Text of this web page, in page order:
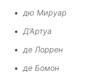
дю Мируар
Д’Артуа
де Лоррен
де Бомон